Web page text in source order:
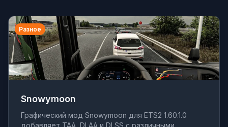
Разное
Snowymoon
Графический мод Snowymoon для ETS2 1.60.1.0